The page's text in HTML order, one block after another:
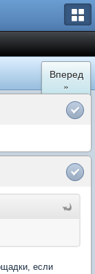
Вперед
»
если